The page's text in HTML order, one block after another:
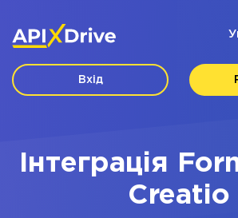
Вхід
Інтеграція
Creatio